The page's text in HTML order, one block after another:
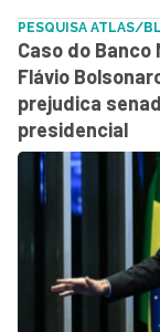
PESQUISA ATLAS/
Caso do
Flávio
prejudica
presidencial